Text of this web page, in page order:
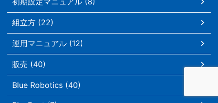
組立方 (22)
運用マニュアル (12)
販売 (40)
Blue Robotics (40)